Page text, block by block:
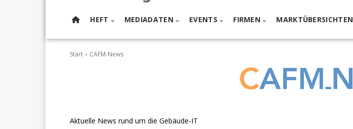
HEFT MEDIADATEN EVENTS FIRMEN MARKTÜBERSICHTEN
Start CAFM-News
Aktuelle News rund um die Gebäude-IT